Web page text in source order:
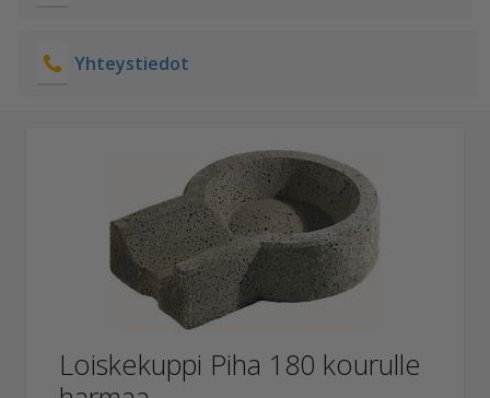
Yhteystiedot
Loiskekuppi Piha 180 kourulle